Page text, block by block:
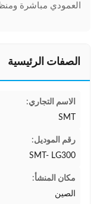
العمودي مباشرة
الصفات الرئيسية
الاسم التجاري:
SMT
رقم الموديل:
SMT- LG300
مكان المنشأ:
الصين